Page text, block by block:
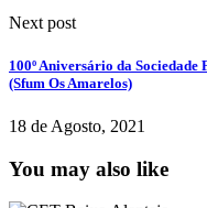
Next post
100º Aniversário da
(Sfum Os Amarelos)
18 de Agosto, 2021
You may also like